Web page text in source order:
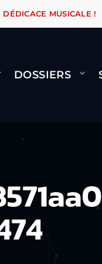
LE FAIT !
DÉDICACE MUSICALE !
DOSSIERS